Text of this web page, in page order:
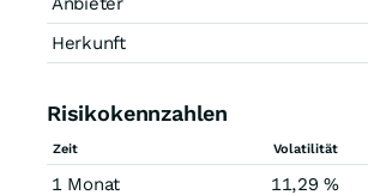
Herkunft
Risikokennzahlen
Zeit Volatilität
1 Monat 11,29 %